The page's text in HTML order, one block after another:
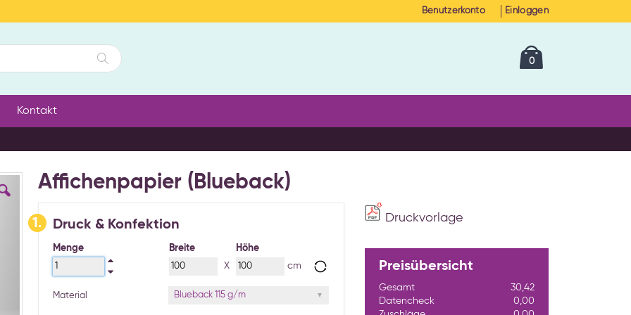
Benutzerkonto Einloggen
0Artikel
Kontakt
Affichenpapier (Blueback)
Druckvorlage
1. Druck & Konfektion
Menge
Breite
X
Höhe
cm
Material Blueback 115 g/m
Preisübersicht
Gesamt
30,42
Datencheck
0,00